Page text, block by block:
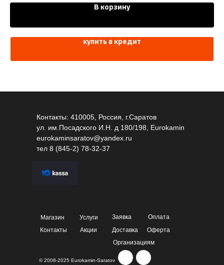
В корзину
купить в кредит
Контакты: 410005, Россия, г.Саратов
ул. им.Посадского И.Н. д 180/198, Eurokamin
eurokaminsaratov@yandex.ru
тел 8 (845-2) 78-32-37
Магазин
© 2008-2025 Eurokamin-Saratov
Услуги Заявка
Оплата
Акции
Контакты Доставка
Оферта
Организациям